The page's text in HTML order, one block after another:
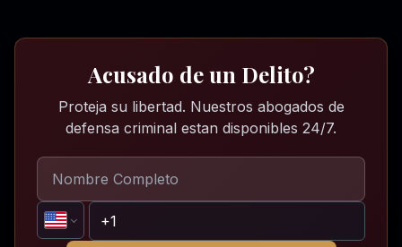
Acusado de un Delito?
Proteja su libertad. Nuestros abogados de
defensa criminal estan disponibles 24/7.